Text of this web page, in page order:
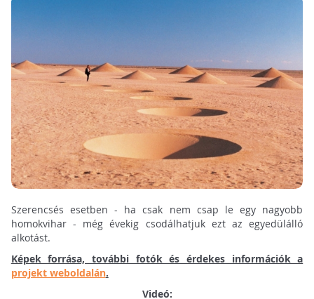
Szerencsés esetben - ha csak nem csap le egy nagyobb
homokvihar - még évekig csodálhatjuk ezt az egyedülálló
alkotást.
Képek forrása, további fotók és érdekes információk a
projekt weboldalán.
Videó: